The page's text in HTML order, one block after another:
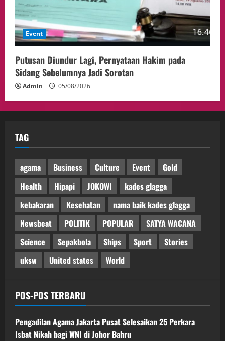
Event
Putusan Diundur Lagi, Pernyataan Hakim pada
Sidang Sebelumnya Jadi Sorotan
Admin 05/08/2026
TAG
agama Business Culture Event
Gold
Health
Hipapi JOKOWI
kades glagga
kebakaran
Kesehatan
nama baik kades glagga
Newsbeat
POLITIK POPULAR
SATYA WACANA
Science
Sepakbola Ships Sport
Stories
uksw
United states World
POS-POS TERBARU
Pengadilan Agama Jakarta Pusat Selesaikan 25 Perkara
Isbat Nikah bagi WNI di Johor Bahru